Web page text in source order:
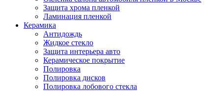
Защита хрома пленкой
Ламинация пленкой
Керамика
Антидождь
Жидкое стекло
Защита интерьера авто
Керамическое покрытие
Полировка
Полировка дисков
Полировка лобового стекла